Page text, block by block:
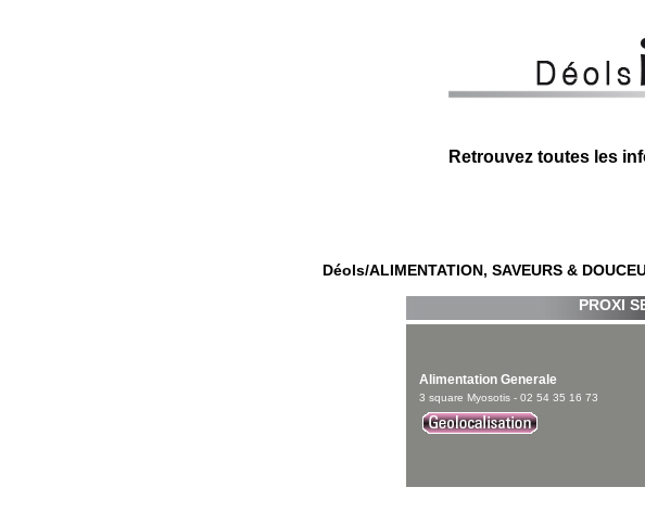
Retrouvez toutes les
Déols/ALIMENTATION, SAVEURS &
PROXI
Alimentation Generale
3 square Myosotis - 02 54 35 16 73